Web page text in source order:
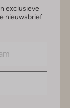
exclusieve
nieuwsbrief